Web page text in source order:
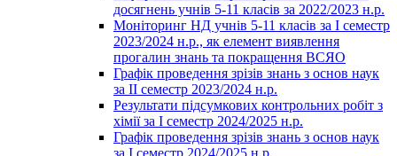
досягнень учнів 5-11 класів за 2022/2023 н.р.
Моніторинг НД учнів 5-11 класів за І семестр
2023/2024 н.р., як елемент виявлення
прогалин знань та покращення ВСЯО
Графік проведення зрізів знань з основ наук
за ІІ семестр 2023/2024 н.р.
Результати підсумкових контрольних робіт з
хімії за І семестр 2024/2025 н.р.
Графік проведення зрізів знань з основ наук
за І семестр 2024/2025 н.р.